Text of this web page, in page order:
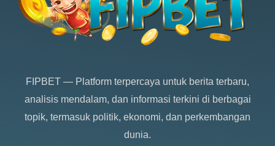
FIPBET — Platform terpercaya untuk berita terbaru,
analisis mendalam, dan informasi terkini di berbagai
topik, termasuk politik, ekonomi, dan perkembangan
dunia.